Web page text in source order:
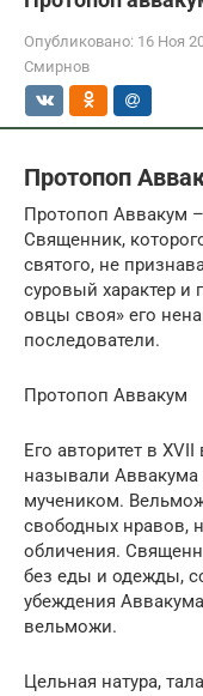
Опубликовано: 16 Ноя
Смирнов
Протопоп
Протопоп Аввакум
Священник,
святого, не
суровый характер и
овцы своя» его
последователи.
Протопоп Аввакум
Его авторитет в
называли
мучеником.
свободных нравов,
обличения.
без еды и одежды,
убеждения
вельможи.
Цельная натура,